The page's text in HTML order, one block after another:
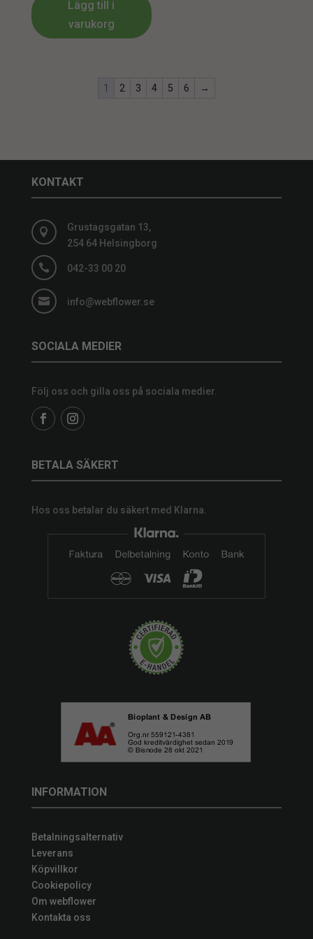
Lägg till i
varukorg
1 2 3 4 5 6 →
KONTAKT

Grustagsgatan 13,
254 64 Helsingborg
 042-33 00 20
 info@webflower.se
SOCIALA MEDIER
Följ oss och gilla oss på sociala medier.
BETALA SÄKERT
Hos oss betalar du säkert med Klarna.
INFORMATION
Betalningsalternativ
Leverans
Köpvillkor
Cookiepolicy
Om webflower
Kontakta oss